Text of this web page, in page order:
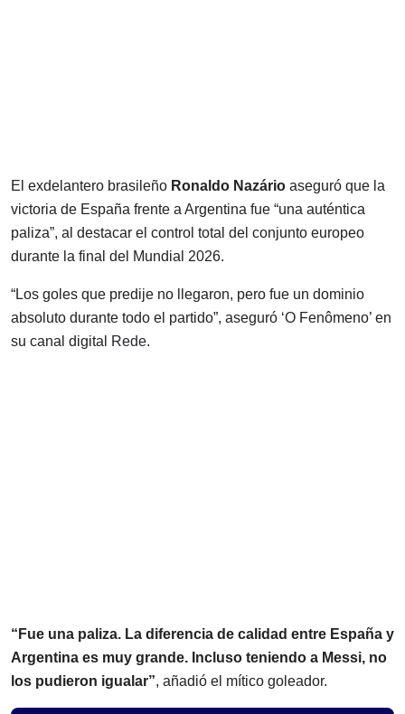
El exdelantero brasileño Ronaldo Nazário aseguró que la
victoria de España frente a Argentina fue “una auténtica
paliza”, al destacar el control total del conjunto europeo
durante la final del Mundial 2026.
“Los goles que predije no llegaron, pero fue un dominio
absoluto durante todo el partido”, aseguró ‘O Fenômeno’ en
su canal digital
Rede.
“Fue una paliza. La diferencia de calidad entre España y
Argentina es muy grande. Incluso teniendo a Messi, no
los pudieron igualar”, añadió el mítico goleador.